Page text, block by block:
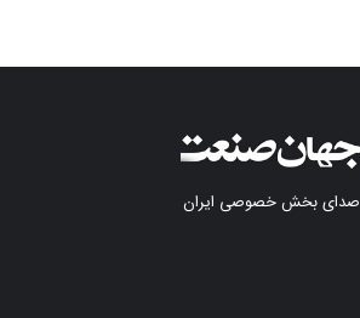
صدای بخش خصوصی ایران